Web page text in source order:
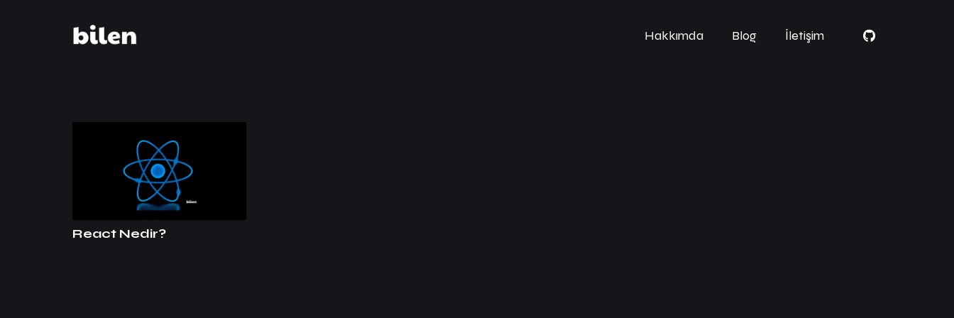
Hakkımda Blog İletişim
React Nedir?